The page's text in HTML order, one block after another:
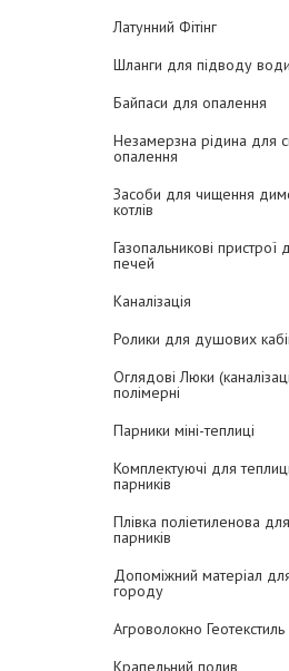
Латунний Фітінг
Шланги для підводу води
Байпаси для опалення
Незамерзна рідина для
опалення
Засоби для чищення
котлів
Газопальникові пристрої
печей
Каналізація
Ролики для душових
Оглядові Люки
полімерні
Парники міні-теплиці
Комплектуючі для
парників
Плівка поліетиленова
парників
Допоміжний матеріал
городу
Агроволокно Геотекстиль
Крапельний полив